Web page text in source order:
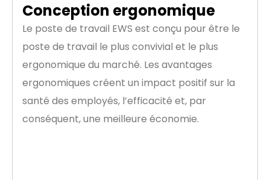
Conception ergonomique
Le poste de travail EWS est conçu pour être le
poste de travail le plus convivial et le plus
ergonomique du marché. Les avantages
ergonomiques créent un impact positif sur la
santé des employés, l’efficacité et, par
conséquent, une meilleure économie.